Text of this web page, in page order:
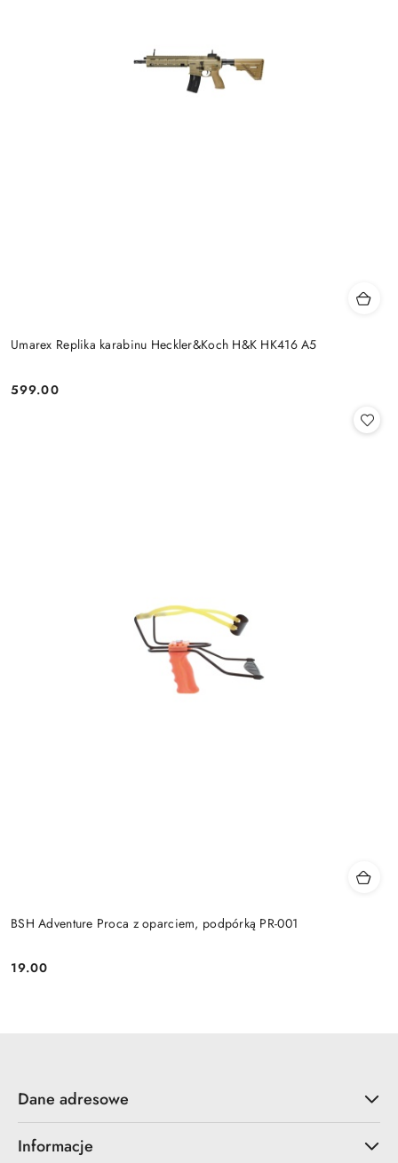
Umarex Replika karabinu Heckler&Koch H&K HK416 A5
Cena:
599.00
BSH Adventure Proca z oparciem, podpórką PR-001
Cena:
19.00
Dane adresowe
Informacje